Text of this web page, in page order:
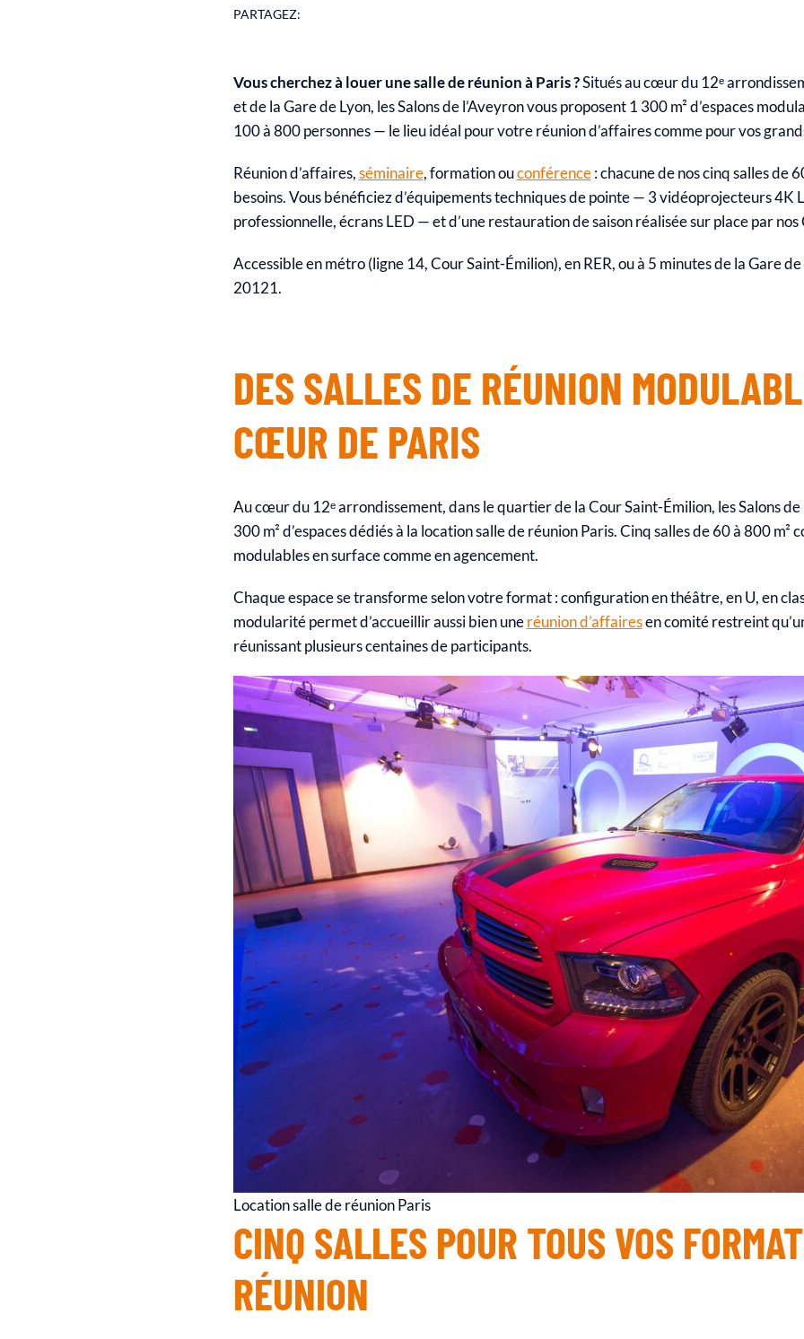
PARTAGEZ:
Vous cherchez à louer une salle de réunion à Paris ?Situés au cœur du 12ᵉ
et de la Gare de Lyon, les Salons de l’Aveyron vous proposent 1 300 m² d’espaces
100 à 800 personnes — le lieu idéal pour votre réunion d’affaires comme pour vos
Réunion d’affaires,séminaire, formation ouconférence: chacune de nos cinq salles de
besoins. Vous bénéficiez d’équipements techniques de pointe — 3 vidéoprojecteurs 4K
professionnelle, écrans LED — et d’une restauration de saison réalisée sur place par nos
Accessible en métro (ligne 14, Cour Saint-Émilion), en RER, ou à 5 minutes de la Gare
20121.
DES SALLES DE RÉUNION
CŒUR DE PARIS
Au cœur du 12ᵉ arrondissement, dans le quartier de la Cour Saint-Émilion, les Salons de
300 m² d’espaces dédiés à la location salle de réunion Paris. Cinq salles de 60 à 800 m²
modulables en surface comme en agencement.
Chaque espace se transforme selon votre format : configuration en théâtre, en U, en
modularité permet d’accueillir aussi bien uneréunion d’affairesen comité restreint
réunissant plusieurs centaines de participants.
Location salle de réunion Paris
CINQ SALLES POUR TOUS VOS
RÉUNION